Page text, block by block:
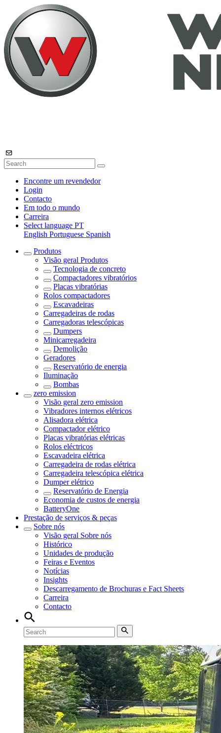
Encontre um revendedor
Login
Contacto
Em todo o mundo
Carreira
Select language PT
English Portuguese Spanish
Produtos
Visão geral Produtos
Tecnologia de concreto
Compactadores vibratórios
Placas vibratórias
Rolos compactadores
Escavadeiras
Carregadeiras de rodas
Carregadoras telescópicas
Dumpers
Minicarregadeira
Demolição
Geradores
Reservatório de energia
Iluminação
Bombas
zero emission
Visão geral zero emission
Vibradores internos elétricos
Alisadora elétrica
Compactador elétrico
Placas vibratórias elétricas
Rolos eléctricos
Escavadeira elétrica
Carregadeira de rodas elétrica
Carregadeira telescópica elétrica
Dumper elétrico
Reservatório de Energia
Economia de custos de energia
BatteryOne
Prestação de serviços & peças
Sobre nós
Visão geral Sobre nós
Histórico
Unidades de produção
Feiras e Eventos
Notícias
Insights
Descarregamento de Brochuras e Fact Sheets
Carreira
Contacto